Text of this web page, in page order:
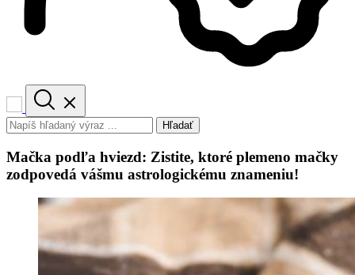
Hľadať
Mačka podľa hviezd: Zistite, ktoré plemeno mačky
zodpovedá vášmu astrologickému znameniu!